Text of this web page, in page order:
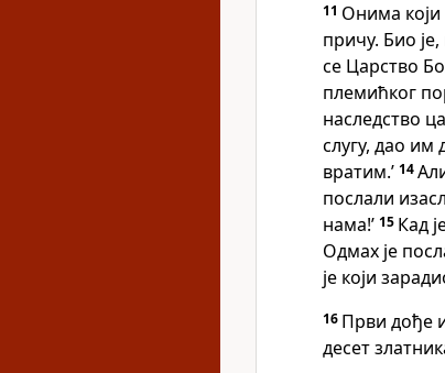
11 Онима који
причу. Био
се Царство
племићког
наследство
слугу, дао им
вратим.’ 14
послали
нама!’ 15 Кад
Одмах је
је који
16 Први дође
десет